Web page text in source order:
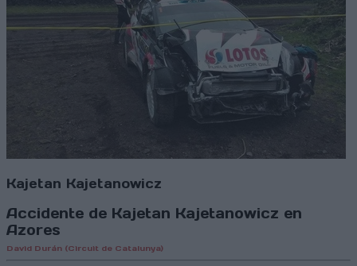
Kajetan Kajetanowicz
Accidente de Kajetan Kajetanowicz en
Azores
David Durán (Circuit de Catalunya)